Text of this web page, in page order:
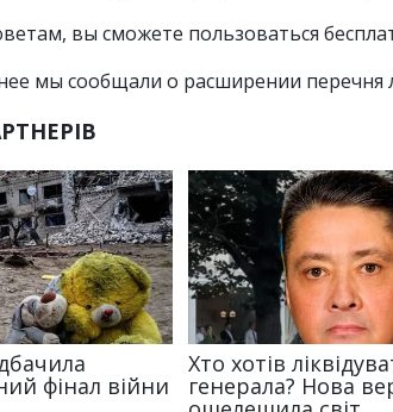
вы сможете пользоваться
мы сообщали о расширении